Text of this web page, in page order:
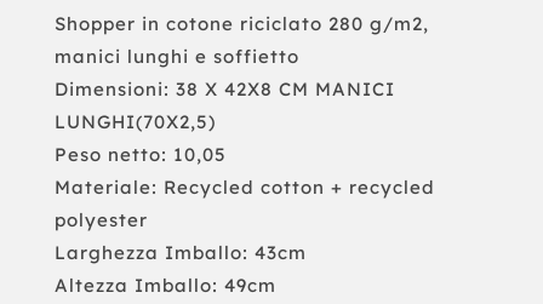
Shopper in cotone riciclato 280 g/m2,
manici lunghi e soffietto
Dimensioni: 38 X 42X8 CM MANICI
LUNGHI(70X2,5)
Peso netto: 10,05
Materiale: Recycled cotton + recycled
polyester
Larghezza Imballo: 43cm
Altezza Imballo: 49cm